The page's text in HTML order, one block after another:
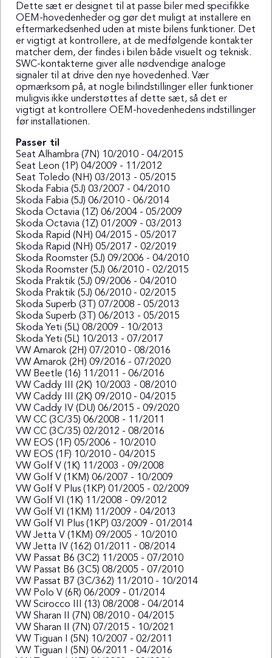
Dette sæt er designet til at passe biler med specifikke
OEM-hovedenheder og gør det muligt at installere en
eftermarkedsenhed uden at miste bilens funktioner. Det
er vigtigt at kontrollere, at de medfølgende kontakter
matcher dem, der findes i bilen både visuelt og teknisk.
SWC-kontakterne giver alle nødvendige analoge
signaler til at drive den nye hovedenhed. Vær
opmærksom på, at nogle bilindstillinger eller funktioner
muligvis ikke understøttes af dette sæt, så det er
vigtigt at kontrollere OEM-hovedenhedens indstillinger
før installationen.
Passer til
Seat Alhambra (7N) 10/2010 - 04/2015
Seat Leon (1P) 04/2009 - 11/2012
Seat Toledo (NH) 03/2013 - 05/2015
Skoda Fabia (5J) 03/2007 - 04/2010
Skoda Fabia (5J) 06/2010 - 06/2014
Skoda Octavia (1Z) 06/2004 - 05/2009
Skoda Octavia (1Z) 01/2009 - 03/2013
Skoda Rapid (NH) 04/2015 - 05/2017
Skoda Rapid (NH) 05/2017 - 02/2019
Skoda Roomster (5J) 09/2006 - 04/2010
Skoda Roomster (5J) 06/2010 - 02/2015
Skoda Praktik (5J) 09/2006 - 04/2010
Skoda Praktik (5J) 06/2010 - 02/2015
Skoda Superb (3T) 07/2008 - 05/2013
Skoda Superb (3T) 06/2013 - 05/2015
Skoda Yeti (5L) 08/2009 - 10/2013
Skoda Yeti (5L) 10/2013 - 07/2017
VW Amarok (2H) 07/2010 - 08/2016
VW Amarok (2H) 09/2016 - 07/2020
VW Beetle (16) 11/2011 - 06/2016
VW Caddy III (2K) 10/2003 - 08/2010
VW Caddy III (2K) 09/2010 - 04/2015
VW Caddy IV (DU) 06/2015 - 09/2020
VW CC (3C/35) 06/2008 - 11/2011
VW CC (3C/35) 02/2012 - 08/2016
VW EOS (1F) 05/2006 - 10/2010
VW EOS (1F) 10/2010 - 04/2015
VW Golf V (1K) 11/2003 - 09/2008
VW Golf V (1KM) 06/2007 - 10/2009
VW Golf V Plus (1KP) 01/2005 - 02/2009
VW Golf VI (1K) 11/2008 - 09/2012
VW Golf VI (1KM) 11/2009 - 04/2013
VW Golf VI Plus (1KP) 03/2009 - 01/2014
VW Jetta V (1KM) 09/2005 - 10/2010
VW Jetta IV (162) 01/2011 - 08/2014
VW Passat B6 (3C2) 11/2005 - 07/2010
VW Passat B6 (3C5) 08/2005 - 07/2010
VW Passat B7 (3C/362) 11/2010 - 10/2014
VW Polo V (6R) 06/2009 - 01/2014
VW Scirocco III (13) 08/2008 - 04/2014
VW Sharan II (7N) 08/2010 - 04/2015
VW Sharan II (7N) 07/2015 - 10/2021
VW Tiguan I (5N) 10/2007 - 02/2011
VW Tiguan I (5N) 06/2011 - 04/2016